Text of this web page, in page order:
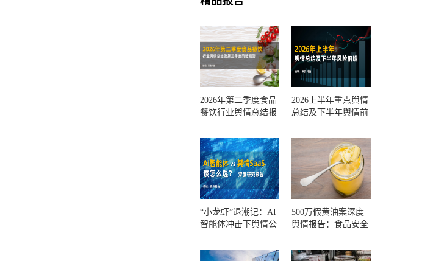
2026年第二季度食品
餐饮行业舆情总结报
测
2026上半年重点舆情
总结及下半年舆情前
“小龙虾”退潮记：AI
智能体冲击下舆情公
500万假黄油案深度
舆情报告：食品安全
一环？